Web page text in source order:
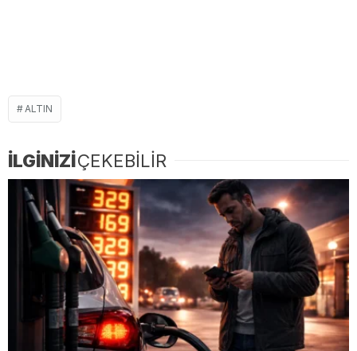
ALTIN
İLGİNİZİÇEKEBİLİR